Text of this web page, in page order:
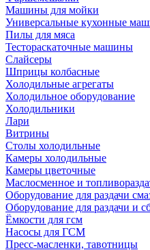
Машины для мойки
Универсальные кухонные
Пилы для мяса
Тестораскаточные машины
Слайсеры
Шприцы колбасные
Холодильные агрегаты
Холодильное оборудование
Холодильники
Лари
Витрины
Столы холодильные
Камеры холодильные
Камеры цветочные
Маслосменное и
Оборудование для раздачи
Оборудование для раздачи и
Ёмкости для гсм
Насосы для ГСМ
Пресс-масленки, тавотницы